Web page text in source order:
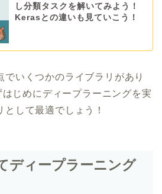
し分類タスクを解いてみよう！
Kerasとの違いも見ていこう！
でいくつかのライブラリがあり
じめにディープラーニングを実
して最適でしょう！
ディープラーニング